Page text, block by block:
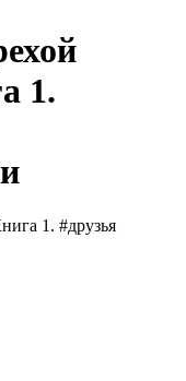
1.
1. #друзья